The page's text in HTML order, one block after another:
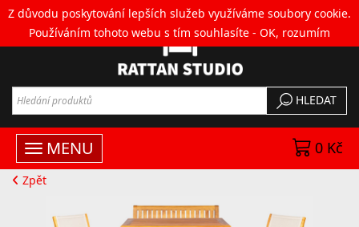
Z důvodu poskytování lepších služeb využíváme soubory cookie.
Používáním tohoto webu s tím souhlasíte - OK, rozumím
HLEDAT
MENU 0 Kč
Zpět